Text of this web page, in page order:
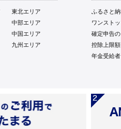
東北エリア
中部エリア
中国エリア
九州エリア
ふるさと
ワンスト
確定申告
控除上限
年金受給